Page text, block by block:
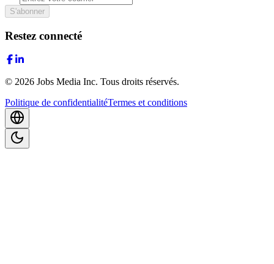
S'abonner
Restez connecté
© 2026 Jobs Media Inc. Tous droits réservés.
Politique de confidentialitéTermes et conditions